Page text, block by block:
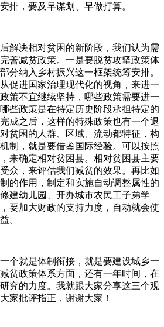
排，要及早谋划、早做打算。
解决相对贫困的新阶段，我们认为需
善减贫政策。一是要脱贫攻坚政策体
分纳入乡村振兴这一框架统筹安排。
促进国家治理现代化的视角，来进一
策不宜继续坚持，哪些政策需要进一
些政策是在特定历史阶段承担特定的
成之后，这样的特殊政策也有一个退
贫困的人群、区域、流动都特征，构
制，就是要借鉴国际经验。可以按照
来确定相对贫困县。相对贫困县主要
众，来评估我们减贫的效果。再比如
的作用，制定和实施自动调整属性的
建幼儿园、开办城市农民工子弟学
要加大财政的支持力度，自动就会使
。
个就是体制衔接，就是要建设城乡一
贫政策体系方面，还有一年时间，在
究的力度。我就跟大家分享这三个观
家批评指正，谢谢大家！